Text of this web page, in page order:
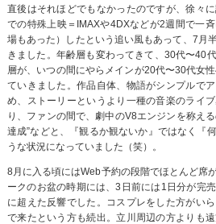
直後はそれほどでもなかったのですが、徐々
での特殊上映＝IMAXや4DXなどが2週間で一
場もあった）したという追い風もあって、7月
きました。年齢層も変わってきて、30代〜40
層が、いつの間にやらメインが20代〜30代女
ていきました。作品自体、物語がシンプルで
め、ストーリーというより一種の音楽のライ
り、ファンの間で、劇中のV8エンジンを称え
達成”などと、『観るか観ないか』ではなく『
うな状況になっていました（笑）。
8月に入る頃にはWeb予約の段階でほとんど席
ークのお盆の時期には、3日前には1日分が完
に超えた反響でした。コスプレをした方がい
で来たという方も続出。立川周辺の方よりも